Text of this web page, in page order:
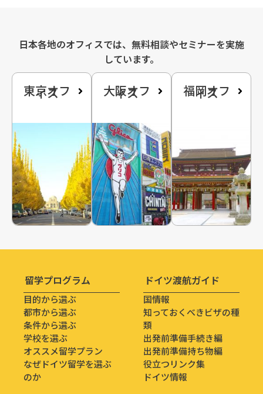
日本各地のオフィスでは、無料相談やセミナーを実施
しています。
東京オフ
ィス 大阪オフ
ィス 福岡オフ
ィス
留学プログラム
目的から選ぶ
都市から選ぶ
条件から選ぶ
学校を選ぶ
オススメ留学プラン
なぜドイツ留学を選ぶ
のか
ドイツ渡航ガイド
国情報
知っておくべきビザの種
類
出発前準備手続き編
出発前準備持ち物編
役立つリンク集
ドイツ情報